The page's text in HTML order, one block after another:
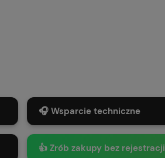
🎧 Wsparcie techniczne
👍 Zrób zakupy bez rejestracji